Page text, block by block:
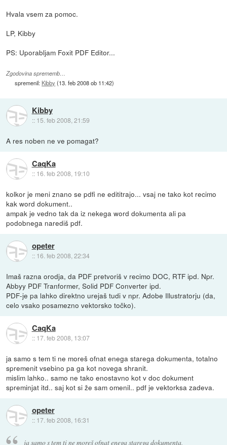
Hvala vsem za pomoc.
LP, Kibby
PS: Uporabljam Foxit PDF Editor...
Zgodovina sprememb…
spremenil: Kibby (13. feb 2008 ob 11:42)
Kibby
:: 15. feb 2008, 21:59
A res noben ne ve pomagat?
CaqKa
:: 16. feb 2008, 19:10
kolkor je meni znano se pdfi ne edititrajo... vsaj ne tako kot recimo
kak word dokument..
ampak je vedno tak da iz nekega word dokumenta ali pa
podobnega narediš pdf.
opeter
:: 16. feb 2008, 22:34
Imaš razna orodja, da PDF pretvoriš v recimo DOC, RTF ipd. Npr.
Abbyy PDF Tranformer, Solid PDF Converter ipd.
PDF-je pa lahko direktno urejaš tudi v npr. Adobe Illustratorju (da,
celo vsako posamezno vektorsko točko).
CaqKa
:: 17. feb 2008, 13:07
ja samo s tem ti ne moreš ofnat enega starega dokumenta, totalno
spremenit vsebino pa ga kot novega shranit.
mislim lahko.. samo ne tako enostavno kot v doc dokument
spreminjat itd.. saj kot si že sam omenil.. pdf je vektorksa zadeva.
opeter
:: 17. feb 2008, 16:31
ja samo s tem ti ne moreš ofnat enega starega dokumenta,